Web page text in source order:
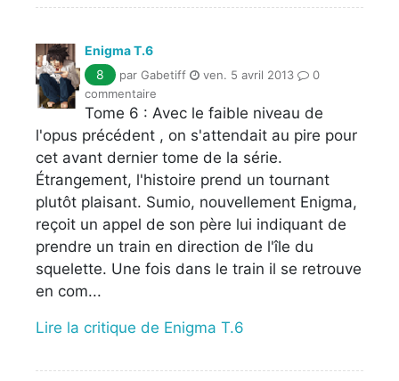
Enigma T.6
8
par Gabetiff ven. 5 avril 2013
0
commentaire
Tome 6 : Avec le faible niveau de
l'opus précédent , on s'attendait au pire pour
cet avant dernier tome de la série.
Étrangement, l'histoire prend un tournant
plutôt plaisant. Sumio, nouvellement Enigma,
reçoit un appel de son père lui indiquant de
prendre un train en direction de l'île du
squelette. Une fois dans le train il se retrouve
en com...
Lire la critique de Enigma T.6